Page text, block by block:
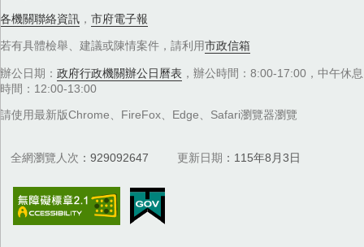
各機關聯絡資訊 ， 市府電子報
若有具體檢舉、建議或陳情案件，請利用市政信箱
辦公日期： 政府行政機關辦公日曆表 ，辦公時間：8:00-17:00，中午休息
時間：12:00-13:00
請使用最新版Chrome、FireFox、Edge、Safari瀏覽器瀏覽
全網瀏覽人次 929092647 更新日期 115年8月3日